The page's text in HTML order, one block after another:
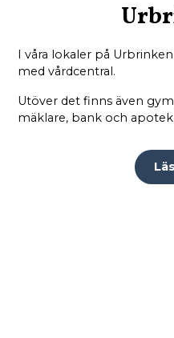
I våra lokaler på
med vårdcentral.
Utöver det finns även
mäklare, bank och apotek.